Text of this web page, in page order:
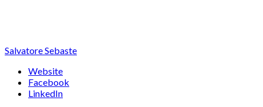
Salvatore Sebaste
Website
Facebook
LinkedIn